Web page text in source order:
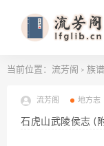
当前位置： 流芳阁 > 族
流芳阁 地方志
石虎山武陵侯志 (